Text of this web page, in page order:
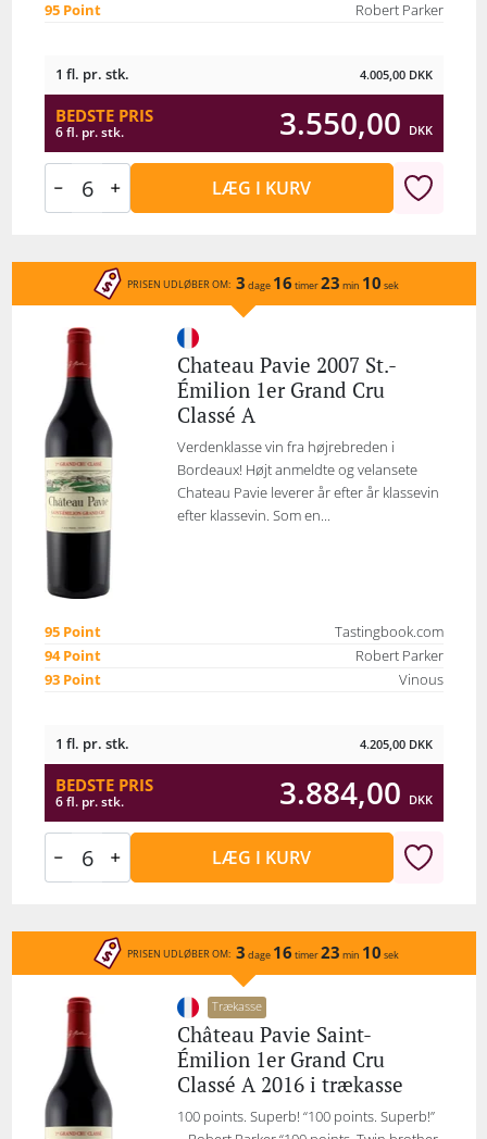
95 Point
Robert Parker
1 fl. pr. stk. 4.005,00 DKK
BEDSTE PRIS
6 fl. pr. stk. 3.550,00 DKK
LÆG I KURV
PRISEN UDLØBER OM: 3 dage 16 timer23 min 10 sek
Chateau Pavie 2007 St.-
Émilion 1er Grand Cru
Classé A
Verdenklasse vin fra højrebreden i
Bordeaux! Højt anmeldte og velansete
Chateau Pavie leverer år efter år klassevin
efter klassevin. Som en...
95 Point
Tastingbook.com
94 Point
Robert Parker
93 Point
Vinous
1 fl. pr. stk. 4.205,00 DKK
BEDSTE PRIS
6 fl. pr. stk. 3.884,00 DKK
LÆG I KURV
PRISEN UDLØBER OM: 3 dage 16 timer23 min 10 sek
Trækasse
Château Pavie Saint-
Émilion 1er Grand Cru
Classé A 2016 i trækasse
100 points. Superb! “100 points. Superb!”